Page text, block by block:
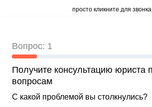
просто кликните для звонка